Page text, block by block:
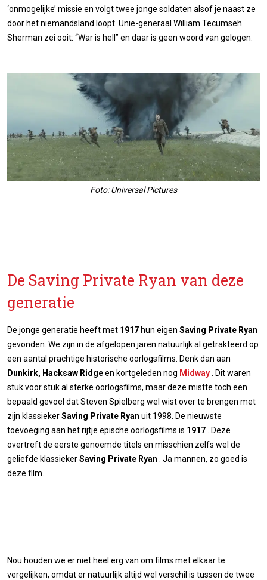
‘onmogelijke’ missie en volgt twee jonge soldaten alsof je naast ze
door het niemandsland loopt. Unie-generaal William Tecumseh
Sherman zei ooit: “War is hell” en daar is geen woord van gelogen.
Foto: Universal Pictures
De Saving Private Ryan van deze
generatie
De jonge generatie heeft met 1917hun eigen Saving Private Ryan
gevonden. We zijn in de afgelopen jaren natuurlijk al getrakteerd op
een aantal prachtige historische oorlogsfilms. Denk dan aan
Dunkirk, Hacksaw Ridgeen kortgeleden nog Midway . Dit waren
stuk voor stuk al sterke oorlogsfilms, maar deze mistte toch een
bepaald gevoel dat Steven Spielberg wel wist over te brengen met
zijn klassiekerSaving Private Ryan uit 1998. De nieuwste
toevoeging aan het rijtje epische oorlogsfilms is 1917 . Deze
overtreft de eerste genoemde titels en misschien zelfs wel de
geliefde klassiekerSaving Private Ryan . Ja mannen, zo goed is
deze film.
Nou houden we er niet heel erg van om films met elkaar te
vergelijken, omdat er natuurlijk altijd wel verschil is tussen de twee